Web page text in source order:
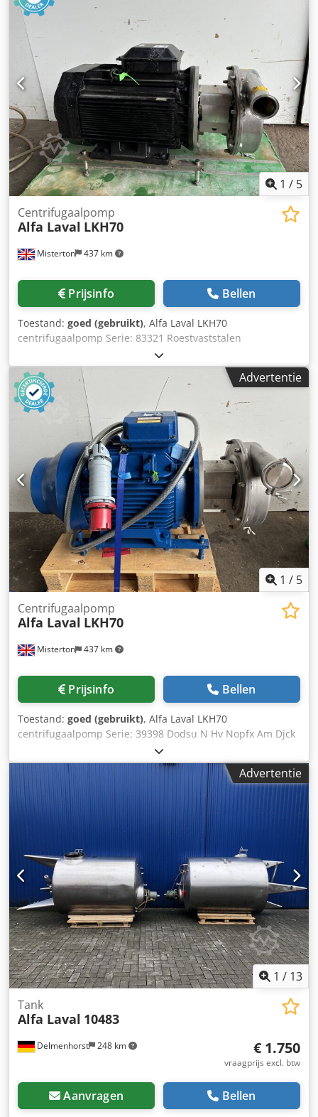
1 / 5
Misterton 437 km
Centrifugaalpomp
Alfa Laval LKH70
Prijsinfo Bellen
Toestand: goed (gebruikt), Alfa Laval LKH70
centrifugaalpomp Serie: 83321 Roestvaststalen
centrifugaalpomp, 30Kw motor, 3Ph Djdpju N Hybjfx Am
Dock
Advertentie
1 / 5
Misterton 437 km
Centrifugaalpomp
Alfa Laval LKH70
Prijsinfo Bellen
Toestand: goed (gebruikt), Alfa Laval LKH70
centrifugaalpomp Serie: 39398 Dodsu N Hv Nopfx Am Djck
Roestvaststalen centrifugaalpomp, 30Kw motor, 3Ph
Advertentie
1 / 13
Delmenhorst 248 km
Tank
Alfa Laval 10483
€ 1.750
vraagprijs excl. btw
Aanvragen Bellen